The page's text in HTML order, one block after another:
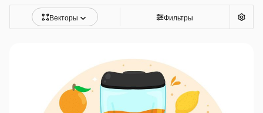
Векторы Фильтры